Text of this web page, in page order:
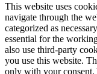
This website uses
navigate through the
categorized as
essential for the
also use third-party
you use this website.
only with your consent.